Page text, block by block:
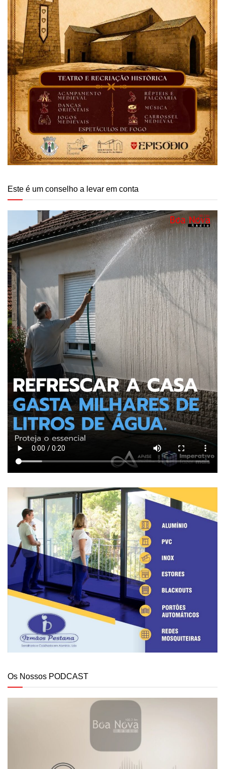
Este é um conselho a levar em conta
Os Nossos PODCAST